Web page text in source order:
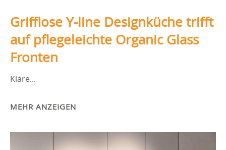
Grifflose Y-line Designküche trifft
auf pflegeleichte Organic Glass
Fronten
Klare...
MEHR ANZEIGEN